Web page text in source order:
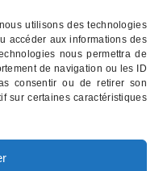
utilisons des technologies
accéder aux informations des
nous permettra de
de navigation ou les ID
consentir ou de retirer son
sur certaines caractéristiques
82 11 22 85